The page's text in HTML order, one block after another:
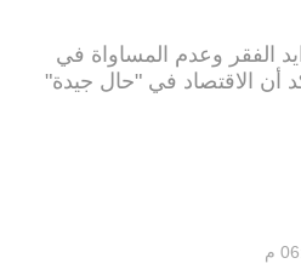
الفقر وعدم المساواة في
أن الاقتصاد في "حال جيدة"